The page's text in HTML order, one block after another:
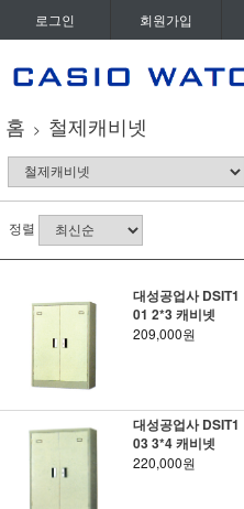
로그인 회원가입
홈 철제캐비넷
정렬
대성공업사 DSIT1
01 2*3 캐비넷
209,000원
대성공업사 DSIT1
03 3*4 캐비넷
220,000원